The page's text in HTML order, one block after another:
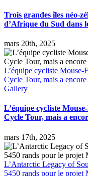
Trois grandes îles néo-
d’Afrique du Sud dans
mars 20th, 2025
L’équipe cycliste Mouse-
Cycle Tour, mais a
Gallery
L’équipe cycliste
Cycle Tour, mais a
mars 17th, 2025
L’Antarctic Legacy of
5450 rands pour le projet